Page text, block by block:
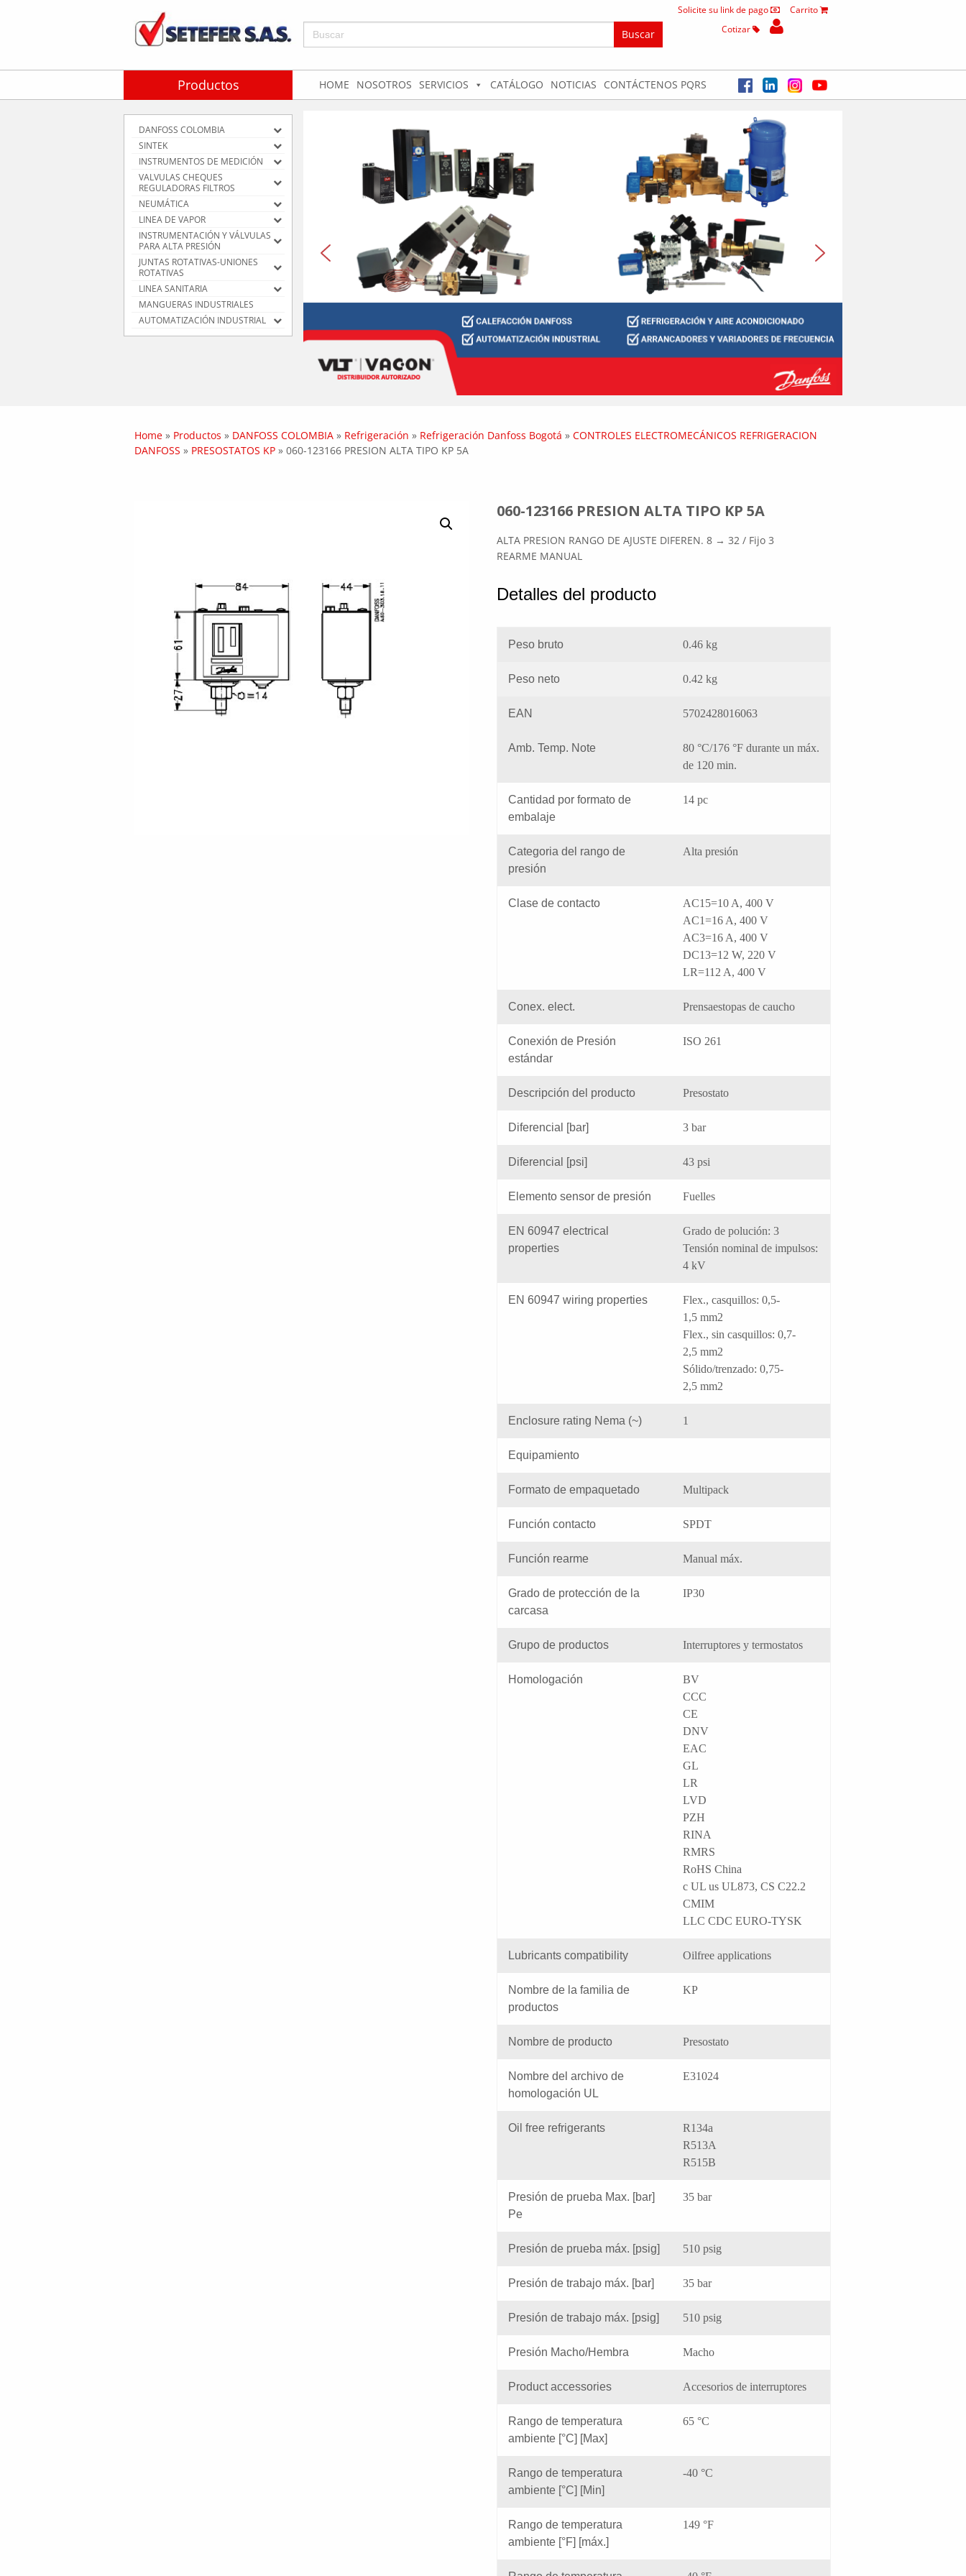
Buscar:
Solicite su link de pago
Carrito
Cotizar
HOME NOSOTROS SERVICIOS CATÁLOGO NOTICIAS CONTÁCTENOS PQRS
Productos
DANFOSS COLOMBIA
SINTEK
INSTRUMENTOS DE MEDICIÓN
VALVULAS CHEQUES
REGULADORAS FILTROS
NEUMÁTICA
LINEA DE VAPOR
INSTRUMENTACIÓN Y VÁLVULAS
PARA ALTA PRESIÓN
JUNTAS ROTATIVAS-UNIONES
ROTATIVAS
LINEA SANITARIA
MANGUERAS INDUSTRIALES
AUTOMATIZACIÓN INDUSTRIAL
Home » Productos » DANFOSS COLOMBIA » Refrigeración » Refrigeración Danfoss Bogotá » CONTROLES ELECTROMECÁNICOS REFRIGERACION
DANFOSS » PRESOSTATOS KP » 060-123166 PRESION ALTA TIPO KP 5A
060-123166 PRESION ALTA TIPO KP 5A
ALTA PRESION RANGO DE AJUSTE DIFEREN. 8 → 32 / Fijo 3
REARME MANUAL
Detalles del producto
Peso bruto 0.46 kg
Peso neto 0.42 kg
EAN 5702428016063
Amb. Temp. Note
80 °C/176 °F durante un máx.
de 120 min.
Cantidad por formato de
embalaje
14 pc
Categoria del rango de
presión
Alta presión
Clase de contacto
AC15=10 A, 400 V
AC1=16 A, 400 V
AC3=16 A, 400 V
DC13=12 W, 220 V
LR=112 A, 400 V
Conex. elect. Prensaestopas de caucho
Conexión de Presión
estándar
ISO 261
Descripción del producto Presostato
Diferencial [bar] 3 bar
Diferencial [psi] 43 psi
Elemento sensor de presión Fuelles
EN 60947 electrical
properties
Grado de polución: 3
Tensión nominal de impulsos:
4 kV
EN 60947 wiring properties
Flex., casquillos: 0,5-
1,5 mm2
Flex., sin casquillos: 0,7-
2,5 mm2
Sólido/trenzado: 0,75-
2,5 mm2
Enclosure rating Nema (~) 1
Equipamiento
Formato de empaquetado Multipack
Función contacto SPDT
Función rearme Manual máx.
Grado de protección de la
carcasa
IP30
Grupo de productos Interruptores y termostatos
Homologación
BV
CCC
CE
DNV
EAC
GL
LR
LVD
PZH
RINA
RMRS
RoHS China
c UL us UL873, CS C22.2
CMIM
LLC CDC EURO-TYSK
Lubricants compatibility Oilfree applications
Nombre de la familia de
productos
KP
Nombre de producto Presostato
Nombre del archivo de
homologación UL
E31024
Oil free refrigerants
R134a
R513A
R515B
Presión de prueba Max. [bar]
Pe
35 bar
Presión de prueba máx. [psig] 510 psig
Presión de trabajo máx. [bar] 35 bar
Presión de trabajo máx. [psig] 510 psig
Presión Macho/Hembra Macho
Product accessories Accesorios de interruptores
Rango de temperatura
ambiente [°C] [Max]
65 °C
Rango de temperatura
ambiente [°C] [Min]
-40 °C
Rango de temperatura
ambiente [°F] [máx.]
149 °F